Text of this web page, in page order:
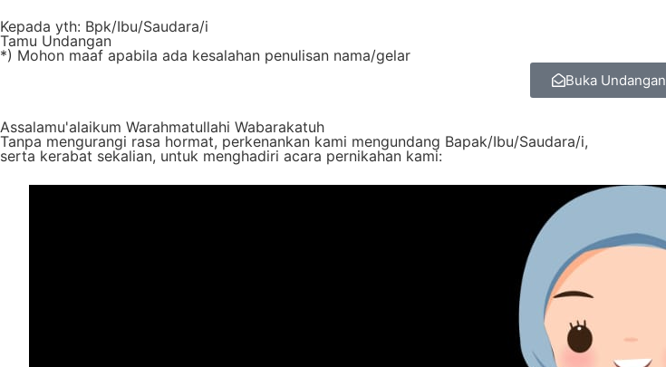
Kepada yth: Bpk/Ibu/Saudara/i
Tamu Undangan
*) Mohon maaf apabila ada kesalahan penulisan nama/gelar
Buka Undangan
Assalamu'alaikum Warahmatullahi Wabarakatuh
Tanpa mengurangi rasa hormat, perkenankan kami mengundang Bapak/Ibu/Saudara/i,
serta kerabat sekalian, untuk menghadiri acara pernikahan kami: